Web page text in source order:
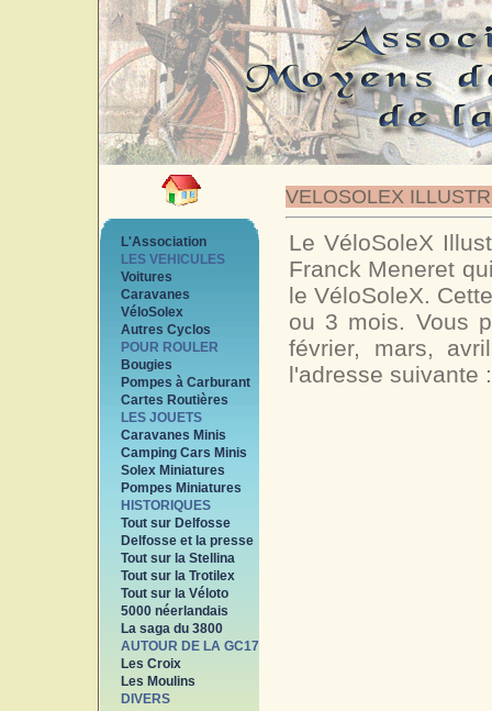
VELOSOLEX
L'Association
LES VEHICULES
Voitures
Caravanes
VéloSolex
Autres Cyclos
POUR ROULER
Bougies
Pompes à Carburant
Cartes Routières
LES JOUETS
Caravanes Minis
Camping Cars Minis
Solex Miniatures
Pompes Miniatures
HISTORIQUES
Tout sur Delfosse
Delfosse et la presse
Tout sur la Stellina
Tout sur la Trotilex
Tout sur la Véloto
5000 néerlandais
La saga du 3800
AUTOUR DE LA GC17
Les Croix
Les Moulins
DIVERS
Le VéloSoleX
Franck Meneret
le VéloSoleX.
ou 3 mois. Vous
février, mars,
l'adresse suivante